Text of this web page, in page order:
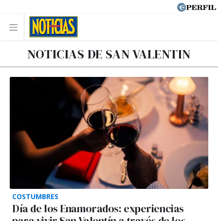
NOTICIAS DE SAN VALENTIN
COSTUMBRES
Día de los Enamorados: experiencias